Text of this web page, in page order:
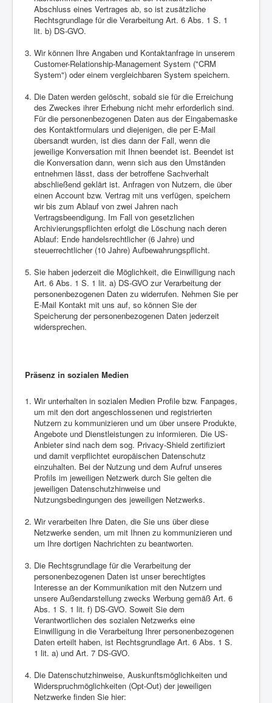
Abschluss eines Vertrages ab, so ist zusätzliche
Rechtsgrundlage für die Verarbeitung Art. 6 Abs. 1 S. 1
lit. b) DS-GVO.
Wir können Ihre Angaben und Kontaktanfrage in unserem
Customer-Relationship-Management System ("CRM
System") oder einem vergleichbaren System speichern.
Die Daten werden gelöscht, sobald sie für die Erreichung
des Zweckes ihrer Erhebung nicht mehr erforderlich sind.
Für die personenbezogenen Daten aus der Eingabemaske
des Kontaktformulars und diejenigen, die per E-Mail
übersandt wurden, ist dies dann der Fall, wenn die
jeweilige Konversation mit Ihnen beendet ist. Beendet ist
die Konversation dann, wenn sich aus den Umständen
entnehmen lässt, dass der betroffene Sachverhalt
abschließend geklärt ist. Anfragen von Nutzern, die über
einen Account bzw. Vertrag mit uns verfügen, speichern
wir bis zum Ablauf von zwei Jahren nach
Vertragsbeendigung. Im Fall von gesetzlichen
Archivierungspflichten erfolgt die Löschung nach deren
Ablauf: Ende handelsrechtlicher (6 Jahre) und
steuerrechtlicher (10 Jahre) Aufbewahrungspflicht.
Sie haben jederzeit die Möglichkeit, die Einwilligung nach
Art. 6 Abs. 1 S. 1 lit. a) DS-GVO zur Verarbeitung der
personenbezogenen Daten zu widerrufen. Nehmen Sie per
E-Mail Kontakt mit uns auf, so können Sie der
Speicherung der personenbezogenen Daten jederzeit
widersprechen.
Präsenz in sozialen Medien
Wir unterhalten in sozialen Medien Profile bzw. Fanpages,
um mit den dort angeschlossenen und registrierten
Nutzern zu kommunizieren und um über unsere Produkte,
Angebote und Dienstleistungen zu informieren. Die US-
Anbieter sind nach dem sog. Privacy-Shield zertifiziert
und damit verpflichtet europäischen Datenschutz
einzuhalten. Bei der Nutzung und dem Aufruf unseres
Profils im jeweiligen Netzwerk durch Sie gelten die
jeweiligen Datenschutzhinweise und
Nutzungsbedingungen des jeweiligen Netzwerks.
Wir verarbeiten Ihre Daten, die Sie uns über diese
Netzwerke senden, um mit Ihnen zu kommunizieren und
um Ihre dortigen Nachrichten zu beantworten.
Die Rechtsgrundlage für die Verarbeitung der
personenbezogenen Daten ist unser berechtigtes
Interesse an der Kommunikation mit den Nutzern und
unsere Außendarstellung zwecks Werbung gemäß Art. 6
Abs. 1 S. 1 lit. f) DS-GVO. Soweit Sie dem
Verantwortlichen des sozialen Netzwerks eine
Einwilligung in die Verarbeitung Ihrer personenbezogenen
Daten erteilt haben, ist Rechtsgrundlage Art. 6 Abs. 1 S.
1 lit. a) und Art. 7 DS-GVO.
Die Datenschutzhinweise, Auskunftsmöglichkeiten und
Widerspruchmöglichkeiten (Opt-Out) der jeweiligen
Netzwerke finden Sie hier: